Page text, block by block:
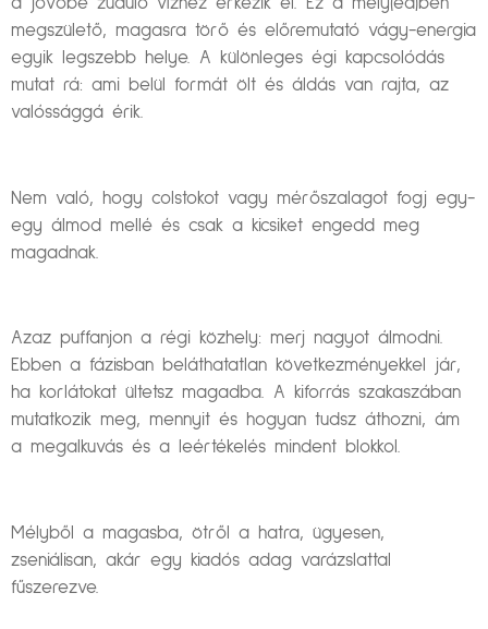
megszülető, magasra törő és előremutató vágy-energia
egyik legszebb helye. A különleges égi kapcsolódás
mutat rá: ami belül formát ölt és áldás van rajta, az
valóssággá érik.
Nem való, hogy colstokot vagy mérőszalagot fogj egy-
egy álmod mellé és csak a kicsiket engedd meg
magadnak.
Azaz puffanjon a régi közhely: merj nagyot álmodni.
Ebben a fázisban beláthatatlan következményekkel jár,
ha korlátokat ültetsz magadba. A kiforrás szakaszában
mutatkozik meg, mennyit és hogyan tudsz áthozni, ám
a megalkuvás és a leértékelés mindent blokkol.
Mélyből a magasba, ötről a hatra, ügyesen,
zseniálisan, akár egy kiadós adag varázslattal
fűszerezve.